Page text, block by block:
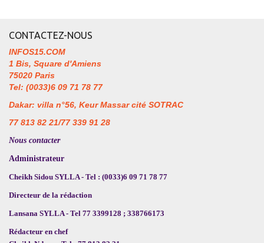
CONTACTEZ-NOUS
INFOS15.COM
1 Bis, Square d'Amiens
75020 Paris
Tel: (0033)6 09 71 78 77
Dakar: villa n°56, Keur Massar cité SOTRAC
77 813 82 21/77 339 91 28
Nous contacter
Administrateur
Cheikh Sidou SYLLA - Tel : (0033)6 09 71 78 77
Directeur de la rédaction
Lansana SYLLA - Tel 77 3399128 ; 338766173
Rédacteur en chef